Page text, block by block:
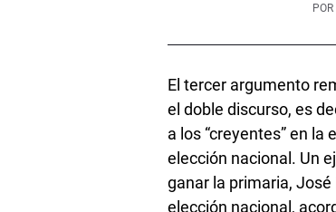
POR
El tercer argumento
el doble discurso, es
a los “creyentes” en la
elección nacional. Un
ganar la primaria, José
elección nacional,